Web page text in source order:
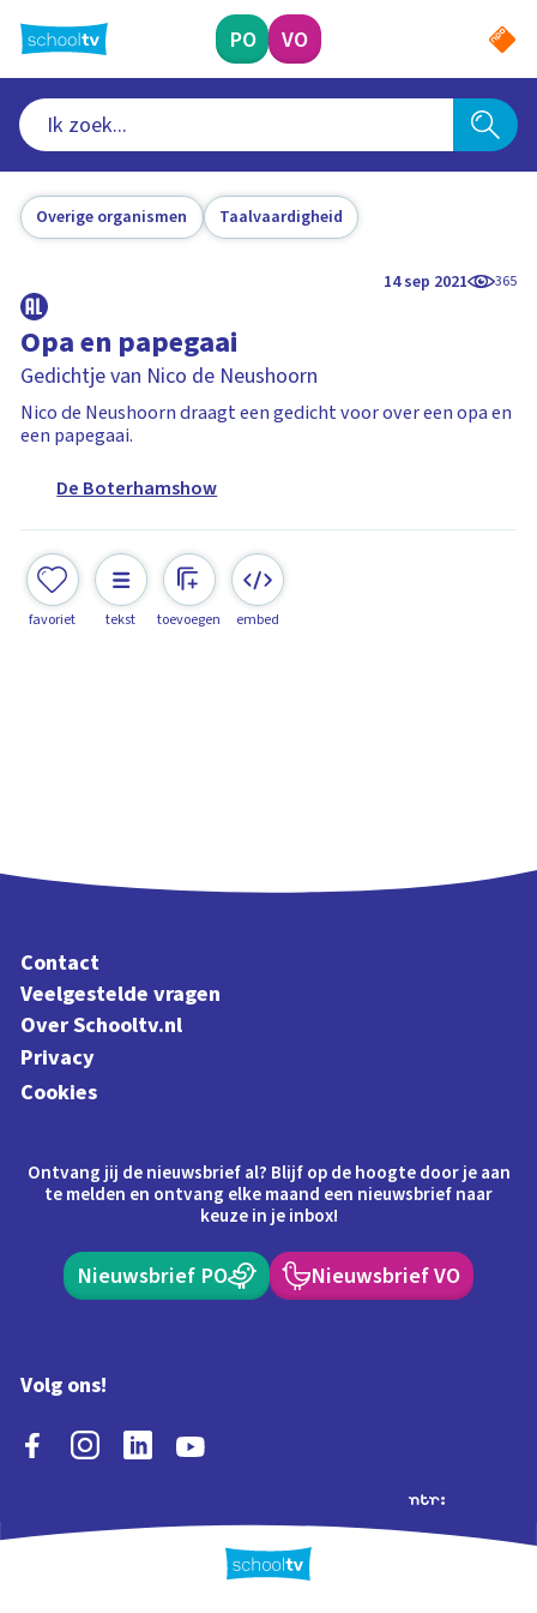
naar
hoofdinhoud
PO VO
Overige organismen Taalvaardigheid
14 sep 2021 365
Opa en papegaai
Gedichtje van Nico de Neushoorn
Nico de Neushoorn draagt een gedicht voor over een opa en
een papegaai.
De Boterhamshow
favoriet tekst toevoegen embed
Contact
Veelgestelde vragen
Over Schooltv.nl
Privacy
Cookies
Ontvang jij de nieuwsbrief al? Blijf op de hoogte door je aan
te melden en ontvang elke maand een nieuwsbrief naar
keuze in je inbox!
Nieuwsbrief PO Nieuwsbrief VO
Volg ons!